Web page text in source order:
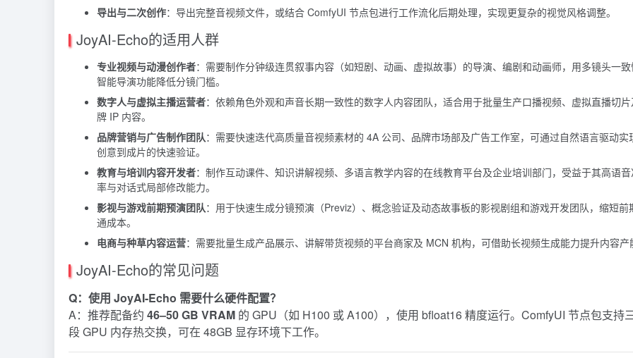
导出与二次创作：导出完整音视频文件，或结合 ComfyUI 节点包进行工作流化后期处理，实现更复杂的视觉风格调整。
JoyAI-Echo的适用人群
专业视频与动漫创作者：需要制作分钟级连贯叙事内容（如短剧、动画、虚拟故事）的导演、编剧和动画师，用多镜头一致
智能导演功能降低分镜门槛。
数字人与虚拟主播运营者：依赖角色外观和声音长期一致性的数字人内容团队，适合用于批量生产口播视频、虚拟直播切片
牌 IP 内容。
品牌营销与广告制作团队：需要快速迭代高质量音视频素材的 4A 公司、品牌市场部及广告工作室，可通过自然语言驱动实
创意到成片的快速验证。
教育与培训内容开发者：制作互动课件、知识讲解视频、多语言教学内容的在线教育平台及企业培训部门，受益于其高语音
率与对话式局部修改能力。
影视与游戏前期预演团队：用于快速生成分镜预演（Previz）、概念验证及动态故事板的影视剧组和游戏开发团队，缩短前
通成本。
电商与种草内容运营：需要批量生成产品展示、讲解带货视频的平台商家及 MCN 机构，可借助长视频生成能力提升内容产
JoyAI-Echo的常见问题
Q：使用 JoyAI-Echo 需要什么硬件配置？
A：推荐配备约 46–50 GB VRAM 的 GPU（如 H100 或 A100），使用 bfloat16 精度运行。ComfyUI 节点包支持
段 GPU 内存热交换，可在 48GB 显存环境下工作。